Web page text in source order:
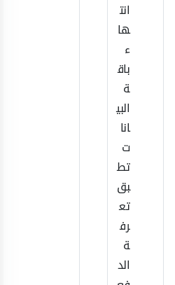
انت
ها
ء
باق
ة
البي
انا
ت
تط
بق
تع
رف
ة
الد